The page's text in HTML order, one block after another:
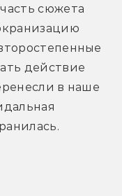
сюжета
действие
в наше